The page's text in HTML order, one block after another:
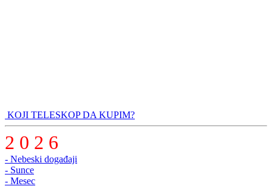
KOJI TELESKOP DA KUPIM?
2 0 2 6
- Nebeski događaji
- Sunce
- Mesec